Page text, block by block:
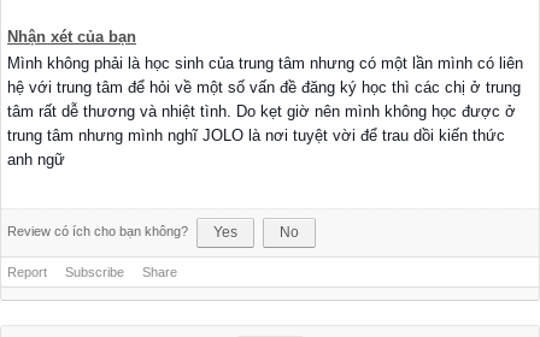
Nhận xét của bạn
Mình không phải là học sinh của trung tâm nhưng có một lần mình có liên
hệ với trung tâm để hỏi về một số vấn đề đăng ký học thì các chị ở trung
tâm rất dễ thương và nhiệt tình. Do kẹt giờ nên mình không học được ở
trung tâm nhưng mình nghĩ JOLO là nơi tuyệt vời để trau dồi kiến thức
anh ngữ
Review có ích cho bạn không? Yes No
Report Subscribe Share